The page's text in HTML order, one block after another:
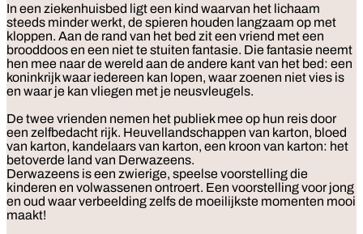
In een ziekenhuisbed ligt een kind waarvan het lichaam
steeds minder werkt, de spieren houden langzaam op met
kloppen. Aan de rand van het bed zit een vriend met een
brooddoos en een niet te stuiten fantasie. Die fantasie neemt
hen mee naar de wereld aan de andere kant van het bed: een
koninkrijk waar iedereen kan lopen, waar zoenen niet vies is
en waar je kan vliegen met je neusvleugels.
De twee vrienden nemen het publiek mee op hun reis door
een zelfbedacht rijk. Heuvellandschappen van karton, bloed
van karton, kandelaars van karton, een kroon van karton: het
betoverde land van Derwazeens.
Derwazeens is een zwierige, speelse voorstelling die
kinderen en volwassenen ontroert. Een voorstelling voor jong
en oud waar verbeelding zelfs de moeilijkste momenten mooi
maakt!